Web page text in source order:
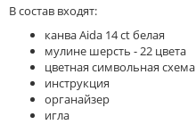
В состав входят:
канва Aida 14 ct белая
мулине шерсть - 22 цвета
цветная символьная схема
инструкция
органайзер
игла